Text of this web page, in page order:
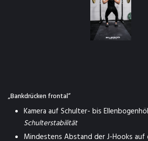
„Bankdrücken frontal“
Kamera auf Schulter- bis
Schulterstabilität
Mindestens Abstand der J-Hooks auf